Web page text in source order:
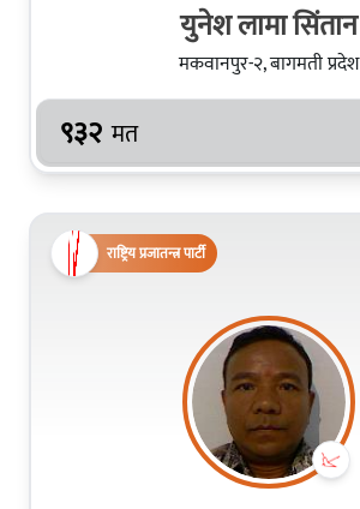
युनेश लामा सिंतान
मकवानपुर-२, बागमती प्रदेश
९३२ मत
राष्ट्रिय प्रजातन्त्र पार्टी